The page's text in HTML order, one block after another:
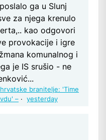
ga u Slunj
za njega krenulo
kao odgovori
provokacije i igre
komunalnog i
je IS srušio - ne
branitelje: 'Time
– · yesterday